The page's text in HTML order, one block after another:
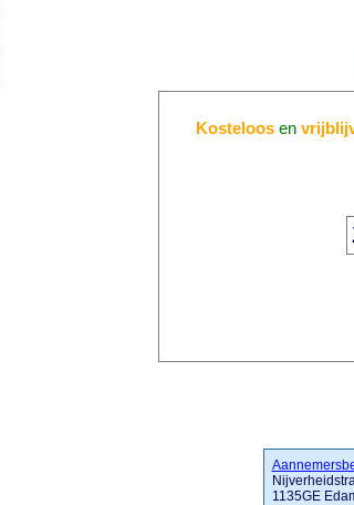
Kosteloosen
1135GE